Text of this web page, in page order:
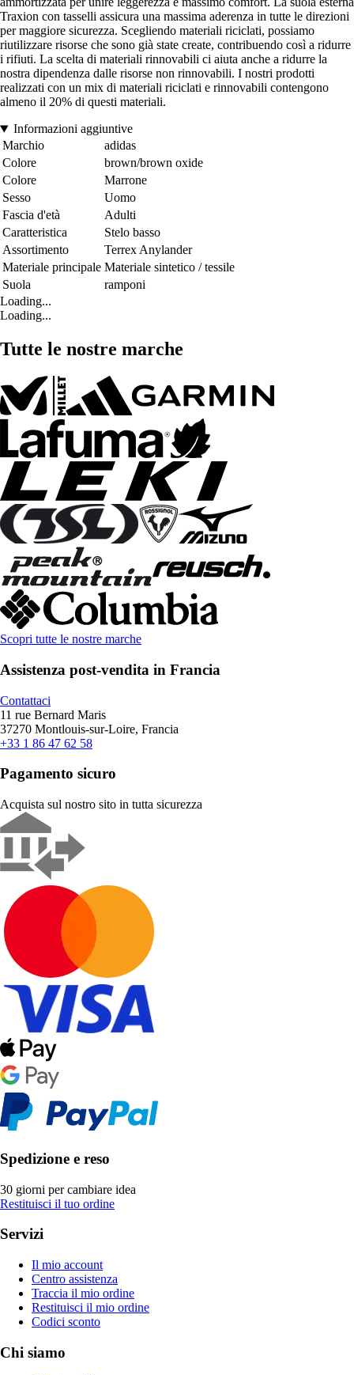
Traxion con tasselli assicura una massima aderenza in tutte le direzioni
per maggiore sicurezza. Scegliendo materiali riciclati, possiamo
riutilizzare risorse che sono già state create, contribuendo così a ridurre
i rifiuti. La scelta di materiali rinnovabili ci aiuta anche a ridurre la
nostra dipendenza dalle risorse non rinnovabili. I nostri prodotti
realizzati con un mix di materiali riciclati e rinnovabili contengono
almeno il 20% di questi materiali.
Informazioni aggiuntive
Marchio
adidas
Colore
brown/brown oxide
Colore
Marrone
Sesso
Uomo
Fascia d'età
Adulti
Caratteristica
Stelo basso
Assortimento
Terrex Anylander
Materiale principale Materiale sintetico / tessile
Suola
ramponi
Loading...
Loading...
Tutte le nostre marche
Scopri tutte le nostre marche
Assistenza post-vendita in Francia
Contattaci
11 rue Bernard Maris
37270 Montlouis-sur-Loire, Francia
+33 1 86 47 62 58
Pagamento sicuro
Acquista sul nostro sito in tutta sicurezza
Spedizione e reso
30 giorni per cambiare idea
Restituisci il tuo ordine
Servizi
Il mio account
Centro assistenza
Traccia il mio ordine
Restituisci il mio ordine
Codici sconto
Chi siamo